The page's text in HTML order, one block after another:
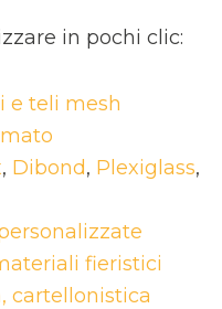
in pochi clic:
e teli mesh
, Dibond, Plexiglass,
fieristici
cartellonistica